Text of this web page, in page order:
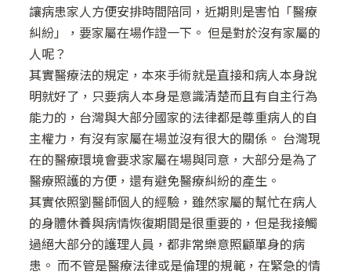
讓病患家人方便安排時間陪同，近期則是害怕「醫療
糾紛」，要家屬在場作證一下。 但是對於沒有家屬的
人呢？
其實醫療法的規定，本來手術就是直接和病人本身說
明就好了，只要病人本身是意識清楚而且有自主行為
能力的，台灣與大部分國家的法律都是尊重病人的自
主權力，有沒有家屬在場並沒有很大的關係。 台灣現
在的醫療環境會要求家屬在場與同意，大部分是為了
醫療照護的方便，還有避免醫療糾紛的產生。
其實依照劉醫師個人的經驗，雖然家屬的幫忙在病人
的身體休養與病情恢復期間是很重要的，但是我接觸
過絕大部分的護理人員，都非常樂意照顧單身的病
患。 而不管是醫療法律或是倫理的規範，在緊急的情